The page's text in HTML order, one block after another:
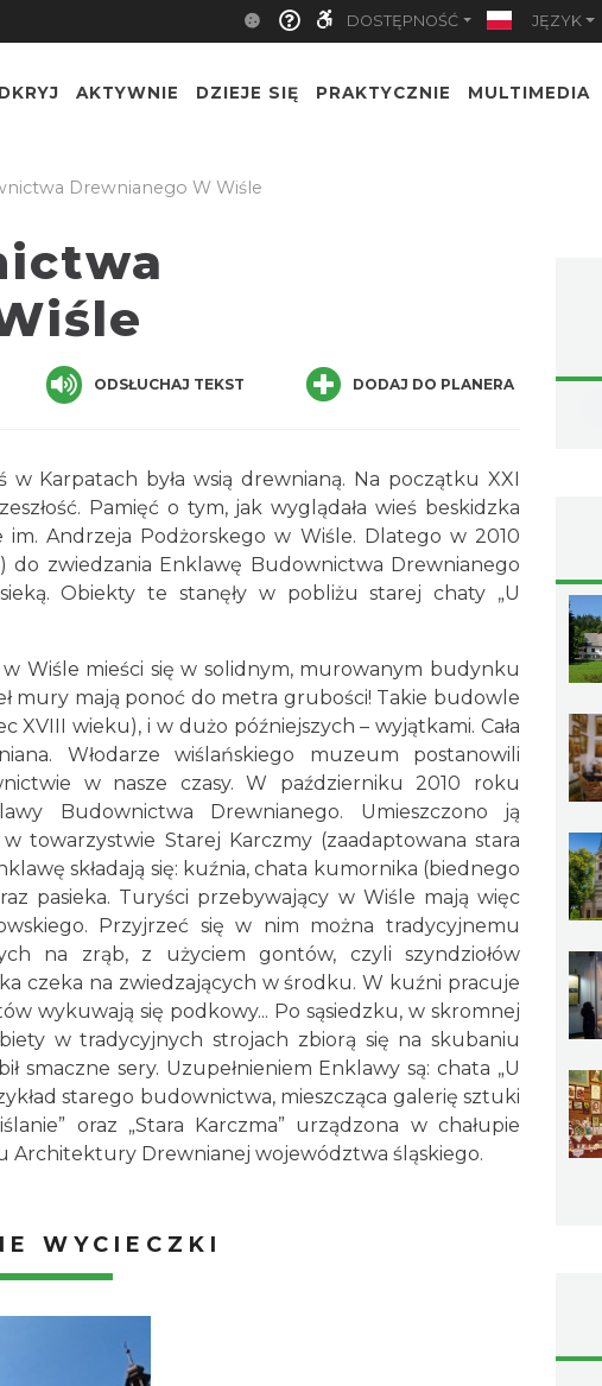
DOSTĘPNOŚĆ JĘZYK
AKTYWNIE DZIEJE SIĘ PRAKTYCZNIE MULTIMEDIA
Drewnianego W Wiśle
ODSŁUCHAJ TEKST DODAJ DO PLANERA
Karpatach była wsią drewnianą. Na początku XXI
Pamięć o tym, jak wyglądała wieś beskidzka
Andrzeja Podżorskego w Wiśle. Dlatego w 2010
zwiedzania Enklawę Budownictwa Drewnianego
Obiekty te stanęły w pobliżu starej chaty „U
Wiśle mieści się w solidnym, murowanym budynku
mury mają ponoć do metra grubości! Takie budowle
XVIII wieku), i w dużo późniejszych – wyjątkami. Cała
Włodarze wiślańskiego muzeum postanowili
w nasze czasy. W październiku 2010 roku
Budownictwa Drewnianego. Umieszczono ją
towarzystwie Starej Karczmy (zaadaptowana stara
składają się: kuźnia, chata kumornika (biednego
pasieka. Turyści przebywający w Wiśle mają więc
Przyjrzeć się w nim można tradycyjnemu
na zrąb, z użyciem gontów, czyli szyndziołów
czeka na zwiedzających w środku. W kuźni pracuje
wykuwają się podkowy... Po sąsiedzku, w skromnej
w tradycyjnych strojach zbiorą się na skubaniu
smaczne sery. Uzupełnieniem Enklawy są: chata „U
starego budownictwa, mieszcząca galerię sztuki
oraz „Stara Karczma” urządzona w chałupie
Architektury Drewnianej województwa śląskiego.
WYCIECZKI